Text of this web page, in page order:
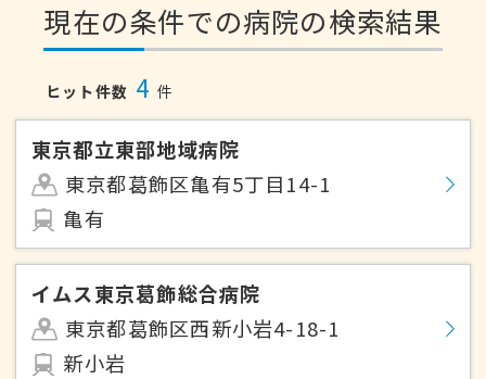
現在の条件での病院の検索結果
ヒット件数 4 件
東京都立東部地域病院
東京都葛飾区亀有5丁目14-1
亀有
イムス東京葛飾総合病院
東京都葛飾区西新小岩4-18-1
新小岩